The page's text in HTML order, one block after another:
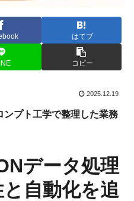
はてブ
コピー
2025.12.19
プト工学で整理した業務
データ処理
自動化を追